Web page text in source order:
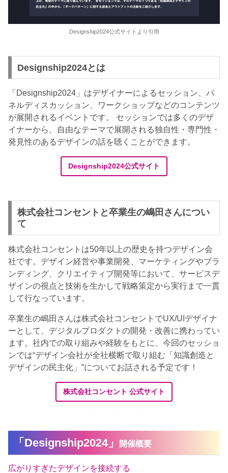
Designship2024公式サイトより引用
Designship2024とは
「Designship2024」はデザイナーによるセッション、パ
ネルディスカッション、ワークショップなどのコンテンツ
が展開されるイベントです。 セッションでは多くのデザ
イナーから、自由なテーマで展開される独自性・専門性・
発見性のあるデザインの話を聴くことができます。
Designship2024公式サイト
株式会社コンセントと卒業生の嶋田さんについ
て
株式会社コンセントは50年以上の歴史を持つデザイン会
社です。デザイン経営や事業開発、マーケティングやブラ
ンディング、クリエイティブ開発等において、サービスデ
ザインの視点と技術を生かして戦略策定から実行まで一貫
して行なっています。
卒業生の嶋田さんは株式会社コンセントでUX/UIデザイナ
ーとして、デジタルプロダクトの開発・改善に携わってい
ます。社内での取り組みや経験をもとに、今回のセッショ
ンでは“デザイン会社が全社横断で取り組む「知識創造と
デザインの民主化」”についてお話される予定です！
株式会社コンセント 公式サイト
「Designship2024」 開催概要
広がりすぎたデザインを接続する